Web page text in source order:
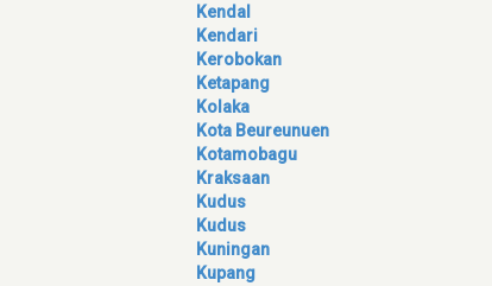
Kendal
Kendari
Kerobokan
Ketapang
Kolaka
Kota Beureunuen
Kotamobagu
Kraksaan
Kudus
Kudus
Kuningan
Kupang